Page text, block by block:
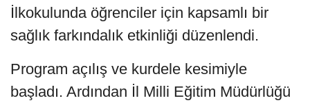
İlkokulunda öğrenciler için kapsamlı bir
sağlık farkındalık etkinliği düzenlendi.
Program açılış ve kurdele kesimiyle
başladı. Ardından İl Milli Eğitim Müdürlüğü